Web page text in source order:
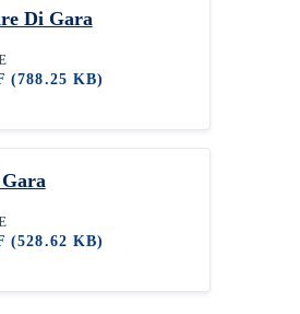
Di Gara
(788.25 KB)
(528.62 KB)